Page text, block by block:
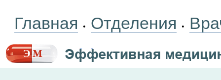
Главная • Отделения •